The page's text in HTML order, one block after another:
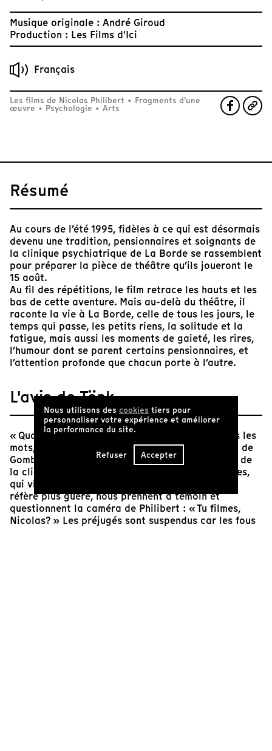
Musique originale : André Giroud
Production : Les Films d'Ici
Français
Les films de Nicolas Philibert • Fragments d'une
œuvre • Psychologie • Arts
Résumé
Au cours de l’été 1995, fidèles à ce qui est désormais
devenu une tradition, pensionnaires et soignants de
la clinique psychiatrique de La Borde se rassemblent
pour préparer la pièce de théâtre qu’ils joueront le
15 août.
Au fil des répétitions, le film retrace les hauts et les
bas de cette aventure. Mais au-delà du théâtre, il
raconte la vie à La Borde, celle de tous les jours, le
temps qui passe, les petits riens, la solitude et la
fatigue, mais aussi les moments de gaieté, les rires,
l’humour dont se parent certains pensionnaires, et
l’attention profonde que chacun porte à l’autre.
L'avis de Tënk
« Quand les choses humaines sont à l'étroit dans les
mots, le langage explose », nous dit "L’Opérette" de
Gombrowicz, montée cet été-là par les patients de
la clinique de La Borde. Les égarés, les lunatiques,
qui vivent dans cet espace auquel le langage ne
réfère plus guère, nous prennent à témoin et
questionnent la caméra de Philibert : « Tu filmes,
Nicolas? » Les préjugés sont suspendus car les fous
Nous utilisons des cookies tiers pour
personnaliser votre expérience et améliorer
la performance du site.
Refuser Accepter